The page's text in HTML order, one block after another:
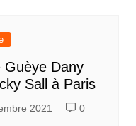
Guèye Dany
Sall à Paris
2021 0